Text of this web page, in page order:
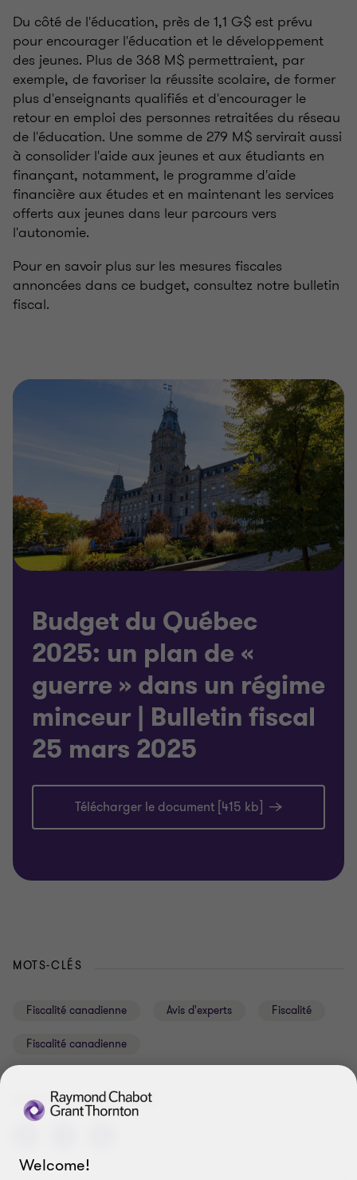
Du côté de l'éducation, près de 1,1 G$ est prévu
pour encourager l'éducation et le développement
des jeunes. Plus de 368 M$ permettraient, par
exemple, de favoriser la réussite scolaire, de former
plus d'enseignants qualifiés et d'encourager le
retour en emploi des personnes retraitées du réseau
de l'éducation. Une somme de 279 M$ servirait aussi
à consolider l'aide aux jeunes et aux étudiants en
finançant, notamment, le programme d'aide
financière aux études et en maintenant les services
offerts aux jeunes dans leur parcours vers
l'autonomie.
Pour en savoir plus sur les mesures fiscales
annoncées dans ce budget, consultez notre bulletin
fiscal.
Budget du Québec
2025: un plan de «
guerre » dans un régime
minceur | Bulletin fiscal
25 mars 2025
Télécharger le document [415 kb]
MOTS-CLÉS
Fiscalité canadienne Avis d'experts Fiscalité
Fiscalité canadienne
PARTAGER CETTE PAGE
Welcome!